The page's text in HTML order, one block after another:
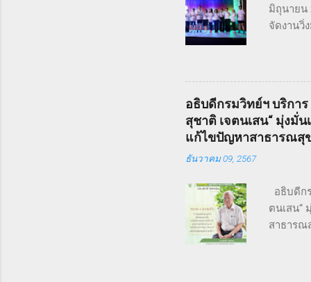
มิถุนายน
จัดงานวิ่
We
Run
อันดับต้น
และแส
บุคคลสำ
อธิบดีกรมวิทย์ฯ บริการ
สุชาติ เจตนเสน“ มุ่ง
แก้ไขปัญหาสาธารณสุ
ธันวาคม 09, 2567
อธิบดีก
ตนเสน“
สาธารณ
ระบาด